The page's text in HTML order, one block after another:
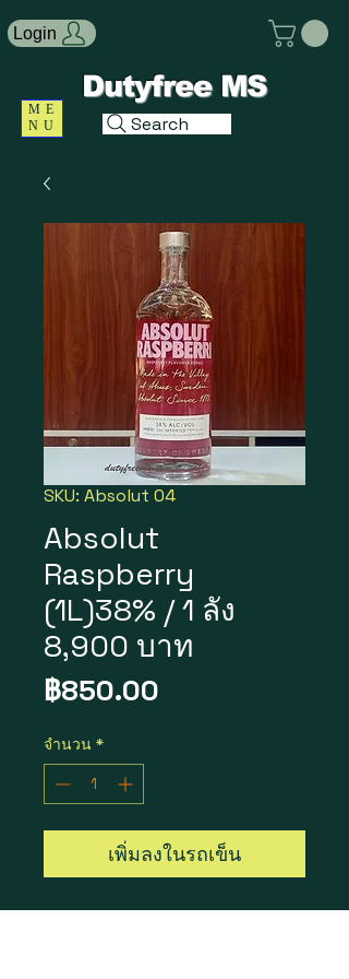
ME
NU
Search
Login
Dutyfree MS
SKU: Absolut 04
Absolut
Raspberry
(1L)38% / 1 ลัง
8,900 บาท
฿850.00
จำนวน *
เพิ่มลงในรถเข็น
Absolut Raspberry